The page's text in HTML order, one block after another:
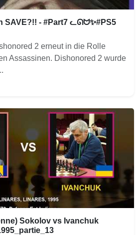
SAVE?!! - #Part7 ᓚᘏᗢ✨#PS5
2 erneut in die Rolle
Assassinen. Dishonored 2 wurde
Sokolov vs Ivanchuk